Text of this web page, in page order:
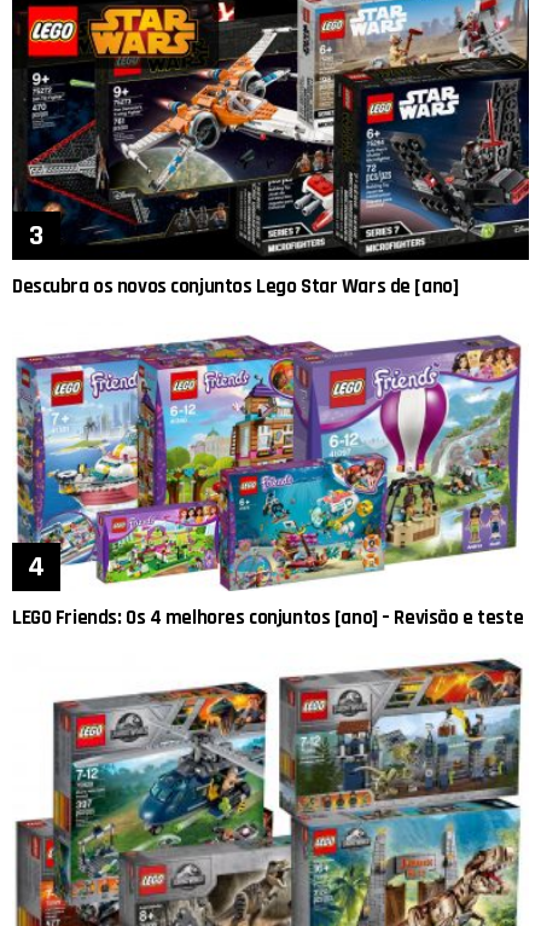
Descubra os novos conjuntos Lego Star Wars de [ano]
LEGO Friends: Os 4 melhores conjuntos [ano] – Revisão e teste